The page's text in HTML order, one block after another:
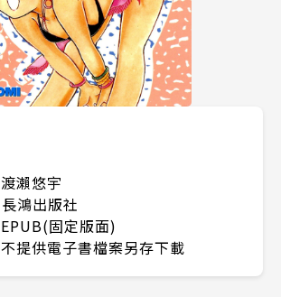
渡瀨悠宇
長鴻出版社
EPUB(固定版面)
不提供電子書檔案另存下載